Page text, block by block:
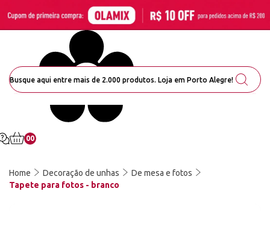
00
Home Decoração de unhas
De mesa e fotos
Tapete para fotos - branco